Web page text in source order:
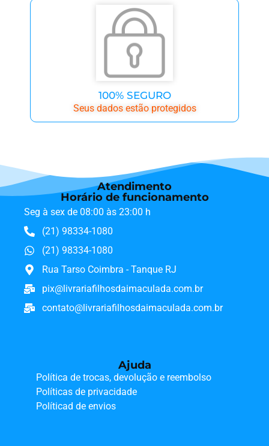
100% SEGURO
Seus dados estão protegidos
Atendimento
Horário de funcionamento
Seg à sex de 08:00 às 23:00 h
(21) 98334-1080
(21) 98334-1080
Rua Tarso Coimbra - Tanque RJ
pix@livrariafilhosdaimaculada.com.br
contato@livrariafilhosdaimaculada.com.br
Ajuda
Política de trocas, devolução e reembolso
Políticas de privacidade
Políticad de envios